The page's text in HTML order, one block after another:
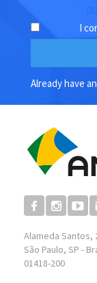
I
Already have
Alameda Santos,
São Paulo, SP -
01418-200